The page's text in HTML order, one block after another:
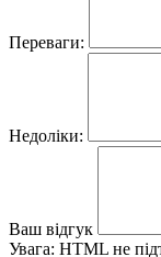
Переваги:
Недоліки:
Ваш відгук
Увага: HTML не